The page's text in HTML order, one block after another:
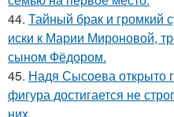
44. Тайный брак и громкий
иски к Марии Мироновой,
сыном Фёдором.
45. Надя Сысоева открыто
фигура достигается не